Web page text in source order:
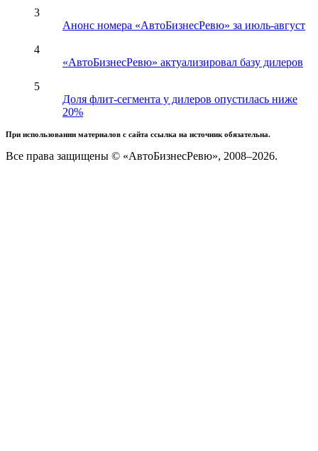
3
Анонс номера «АвтоБизнесРевю» за июль-август
4
«АвтоБизнесРевю» актуализировал базу дилеров
5
Доля флит-сегмента у дилеров опустилась ниже
20%
При использовании материалов с сайта ссылка на источник обязательна.
Все права защищены © «АвтоБизнесРевю», 2008–2026.